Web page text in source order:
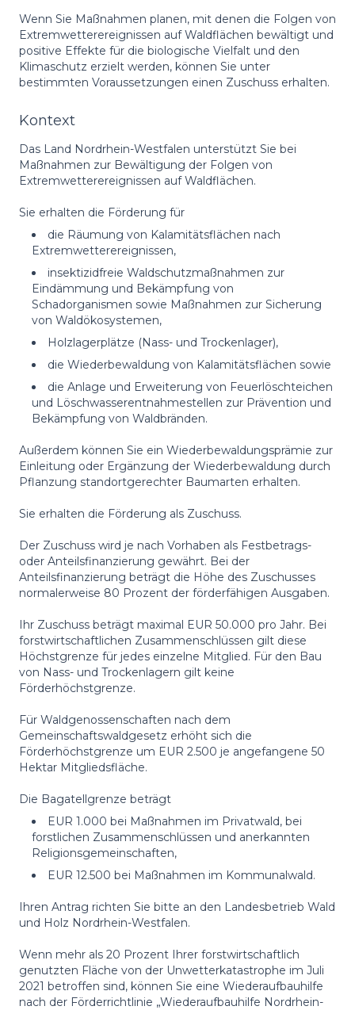
Wenn Sie Maßnahmen planen, mit denen die Folgen von
Extremwetterereignissen auf Waldflächen bewältigt und
positive Effekte für die biologische Vielfalt und den
Klimaschutz erzielt werden, können Sie unter
bestimmten Voraussetzungen einen Zuschuss erhalten.
Kontext
Das Land Nordrhein-Westfalen unterstützt Sie bei
Maßnahmen zur Bewältigung der Folgen von
Extremwetterereignissen auf Waldflächen.
Sie erhalten die Förderung für
die Räumung von Kalamitätsflächen nach
Extremwetterereignissen,
insektizidfreie Waldschutzmaßnahmen zur
Eindämmung und Bekämpfung von
Schadorganismen sowie Maßnahmen zur Sicherung
von Waldökosystemen,
Holzlagerplätze (Nass- und Trockenlager),
die Wiederbewaldung von Kalamitätsflächen sowie
die Anlage und Erweiterung von Feuerlöschteichen
und Löschwasserentnahmestellen zur Prävention und
Bekämpfung von Waldbränden.
Außerdem können Sie ein Wiederbewaldungsprämie zur
Einleitung oder Ergänzung der Wiederbewaldung durch
Pflanzung standortgerechter Baumarten erhalten.
Sie erhalten die Förderung als Zuschuss.
Der Zuschuss wird je nach Vorhaben als Festbetrags-
oder Anteilsfinanzierung gewährt. Bei der
Anteilsfinanzierung beträgt die Höhe des Zuschusses
normalerweise 80 Prozent der förderfähigen Ausgaben.
Ihr Zuschuss beträgt maximal EUR 50.000 pro Jahr. Bei
forstwirtschaftlichen Zusammenschlüssen gilt diese
Höchstgrenze für jedes einzelne Mitglied. Für den Bau
von Nass- und Trockenlagern gilt keine
Förderhöchstgrenze.
Für Waldgenossenschaften nach dem
Gemeinschaftswaldgesetz erhöht sich die
Förderhöchstgrenze um EUR 2.500 je angefangene 50
Hektar Mitgliedsfläche.
Die Bagatellgrenze beträgt
EUR 1.000 bei Maßnahmen im Privatwald, bei
forstlichen Zusammenschlüssen und anerkannten
Religionsgemeinschaften,
EUR 12.500 bei Maßnahmen im Kommunalwald.
Ihren Antrag richten Sie bitte an den Landesbetrieb Wald
und Holz Nordrhein-Westfalen.
Wenn mehr als 20 Prozent Ihrer forstwirtschaftlich
genutzten Fläche von der Unwetterkatastrophe im Juli
2021 betroffen sind, können Sie eine Wiederaufbauhilfe
nach der Förderrichtlinie „Wiederaufbauhilfe Nordrhein-